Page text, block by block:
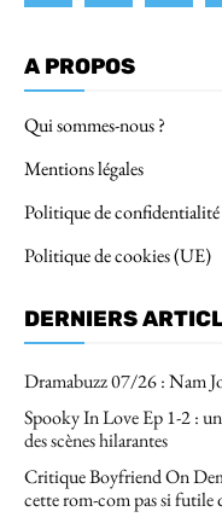
A PROPOS
Qui sommes-nous ?
Mentions légales
Politique de confidentialité
Politique de cookies (UE)
DERNIERS
Dramabuzz 07/26 : Nam
Spooky In Love Ep 1-2 :
des scènes hilarantes
Critique Boyfriend On
cette rom-com pas si futile